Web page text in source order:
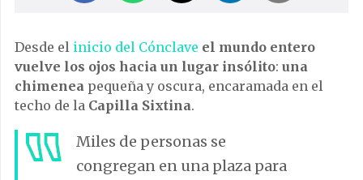
Desde el inicio del Cónclave el mundo entero
vuelve los ojos hacia un lugar insólito: una
chimenea pequeña y oscura, encaramada en el
techo de la Capilla Sixtina.
Miles de personas se
congregan en una plaza para